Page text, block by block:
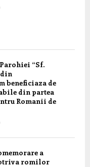
“Sf.
beneficiaza de
din partea
Romanii de
a
romilor